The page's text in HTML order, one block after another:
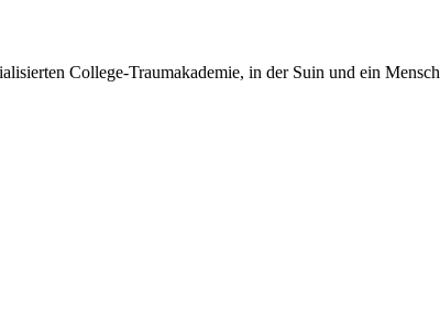
College-Traumakademie, in der Suin und ein